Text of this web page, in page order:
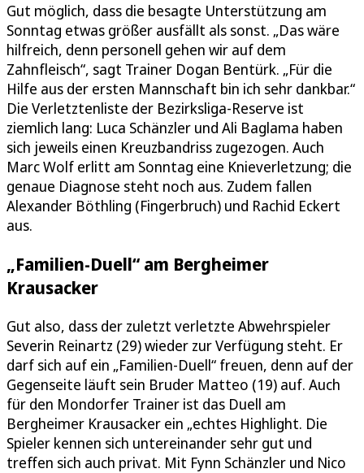
Gut möglich, dass die besagte Unterstützung am
Sonntag etwas größer ausfällt als sonst. „Das wäre
hilfreich, denn personell gehen wir auf dem
Zahnfleisch“, sagt Trainer Dogan Bentürk. „Für die
Hilfe aus der ersten Mannschaft bin ich sehr dankbar.“
Die Verletztenliste der Bezirksliga-Reserve ist
ziemlich lang: Luca Schänzler und Ali Baglama haben
sich jeweils einen Kreuzbandriss zugezogen. Auch
Marc Wolf erlitt am Sonntag eine Knieverletzung; die
genaue Diagnose steht noch aus. Zudem fallen
Alexander Böthling (Fingerbruch) und Rachid Eckert
aus.
„Familien-Duell“ am Bergheimer
Krausacker
Gut also, dass der zuletzt verletzte Abwehrspieler
Severin Reinartz (29) wieder zur Verfügung steht. Er
darf sich auf ein „Familien-Duell“ freuen, denn auf der
Gegenseite läuft sein Bruder Matteo (19) auf. Auch
für den Mondorfer Trainer ist das Duell am
Bergheimer Krausacker ein „echtes Highlight. Die
Spieler kennen sich untereinander sehr gut und
treffen sich auch privat. Mit Fynn Schänzler und Nico